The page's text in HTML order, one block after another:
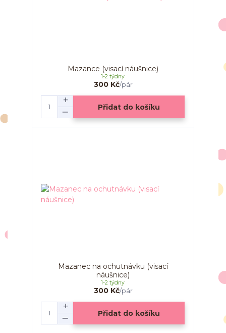
Mazance (visací náušnice)
300 Kč/pár
1-2 týdny
Přidat do košíku
Mazanec na ochutnávku (visací
náušnice)
300 Kč/pár
1-2 týdny
Přidat do košíku